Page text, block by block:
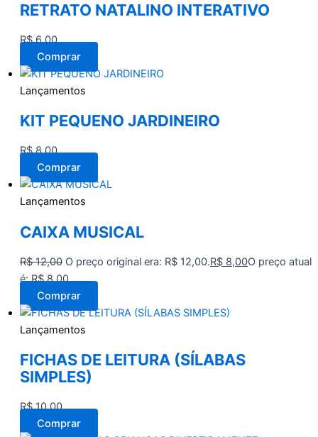
RETRATO NATALINO INTERATIVO
R$6,00
Comprar
Lançamentos
KIT PEQUENO JARDINEIRO
R$8,00
Comprar
Lançamentos
CAIXA MUSICAL
R$12,00 O preço original era: R$ 12,00.R$ 8,00O preço atual
é: R$ 8,00.
Comprar
Lançamentos
FICHAS DE LEITURA (SÍLABAS
SIMPLES)
R$10,00
Comprar